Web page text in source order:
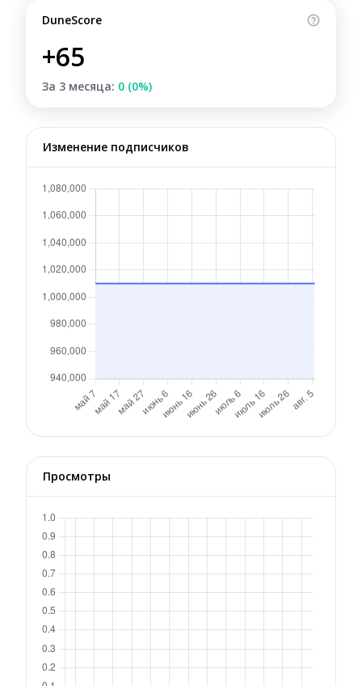
DuneScore
+65
За 3 месяца: 0 (0%)
Изменение подписчиков
Просмотры